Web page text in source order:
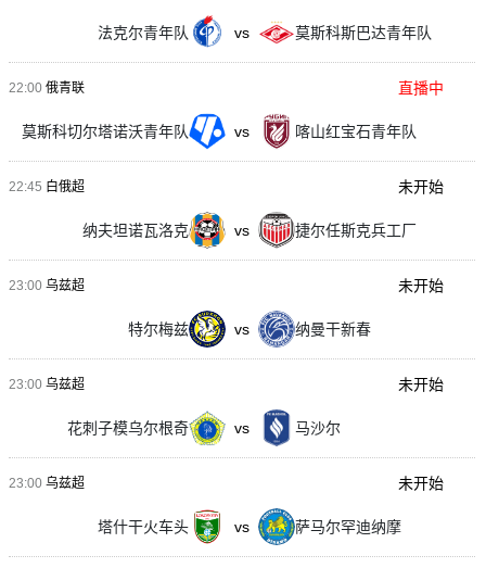
法克尔青年队 vs 莫斯科斯巴达青年队
22:00 俄青联
莫斯科切尔塔诺沃青年队 vs 喀山红宝石青年队
直播中
22:45 白俄超
纳夫坦诺瓦洛克 vs 捷尔任斯克兵工厂
未开始
23:00 乌兹超
特尔梅兹 vs 纳曼干新春
未开始
23:00 乌兹超
花刺子模乌尔根奇 vs 马沙尔
未开始
23:00 乌兹超
塔什干火车头 vs 萨马尔罕迪纳摩
未开始